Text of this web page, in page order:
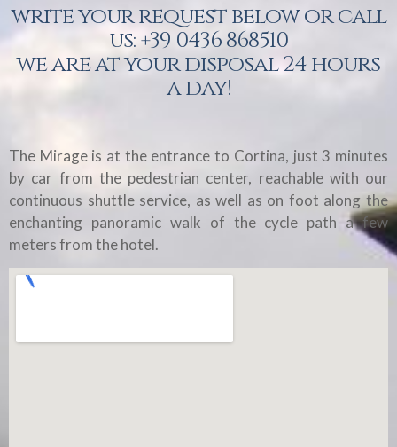
write your request below or call
us: +39 0436 868510
we are at your disposal 24 hours
a day!
The Mirage is at the entrance to Cortina, just 3 minutes
by car from the pedestrian center, reachable with our
continuous shuttle service, as well as on foot along the
enchanting panoramic walk of the cycle path a few
meters from the hotel.